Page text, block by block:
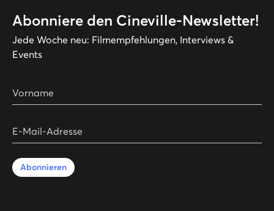
Abonniere den Cineville-Newsletter!
Jede Woche neu: Filmempfehlungen, Interviews &
Events
Vorname
E-Mail-Adresse
Abonnieren